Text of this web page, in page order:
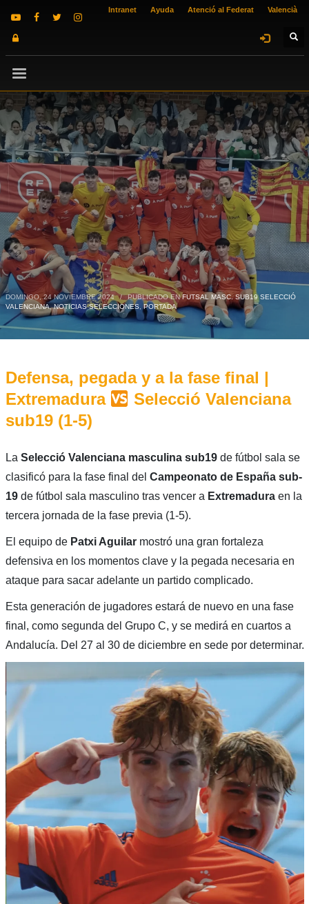
Intranet Ayuda Atenció al Federat Valencià
DOMINGO, 24 NOVIEMBRE 2024 / PUBLICADO ENFUTSAL MASC. SUB19 SELECCIÓ
VALENCIANA,NOTICIAS SELECCIONES,PORTADA
Defensa, pegada y a la fase final |
Extremadura
Selecció Valenciana
sub19 (1-5)
La Selecció Valenciana masculina sub19 de fútbol sala se
clasificó para la fase final del Campeonato de España sub-
19de fútbol sala masculino tras vencer a Extremaduraen la
tercera jornada de la fase previa (1-5).
El equipo de Patxi Aguilarmostró una gran fortaleza
defensiva en los momentos clave y la pegada necesaria en
ataque para sacar adelante un partido complicado.
Esta generación de jugadores estará de nuevo en una fase
final, como segunda del Grupo C, y se medirá en cuartos a
Andalucía. Del 27 al 30 de diciembre en sede por determinar.